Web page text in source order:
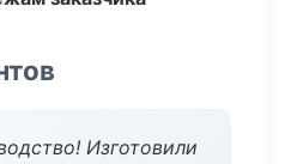
Изготовили